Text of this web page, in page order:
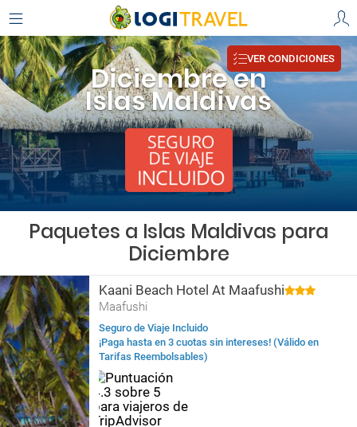
Diciembre en
Islas Maldivas
VER CONDICIONES
Paquetes a Islas Maldivas para
Diciembre
Kaani Beach Hotel At Maafushi
Maafushi
Seguro de Viaje Incluido
¡Paga hasta en 3 cuotas sin intereses! (Válido en
Tarifas Reembolsables)